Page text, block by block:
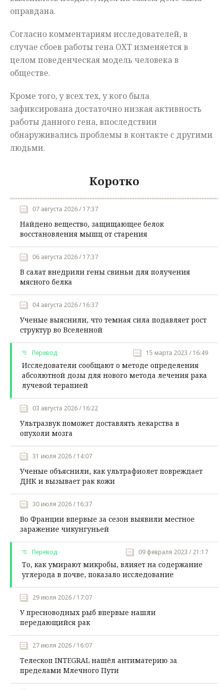
оправдана.
Согласно комментариям исследователей, в
случае сбоев работы гена ОХТ изменяется в
целом поведенческая модель человека в
обществе.
Кроме того, у всех тех, у кого была
зафиксирована достаточно низкая активность
работы данного гена, впоследствии
обнаруживались проблемы в контакте с другими
людьми.
Коротко
07 августа 2026 / 17:37
Найдено вещество, защищающее белок
восстановления мышц от старения
06 августа 2026 / 17:37
В салат внедрили гены свиньи для получения
мясного белка
04 августа 2026 / 16:37
Ученые выяснили, что темная сила подавляет рост
структур во Вселенной
Перевод 15 марта 2023 / 16:49
Исследователи сообщают о методе определения
абсолютной дозы для нового метода лечения рака
лучевой терапией
03 августа 2026 / 16:22
Ультразвук поможет доставлять лекарства в
опухоли мозга
31 июля 2026 / 14:07
Ученые объяснили, как ультрафиолет повреждает
ДНК и вызывает рак кожи
30 июля 2026 / 16:37
Во Франции впервые за сезон выявили местное
заражение чикунгуньей
Перевод 09 февраля 2023 / 21:17
То, как умирают микробы, влияет на содержание
углерода в почве, показало исследование
29 июля 2026 / 17:07
У пресноводных рыб впервые нашли
передающийся рак
27 июля 2026 / 16:07
Телескоп INTEGRAL нашёл антиматерию за
пределами Млечного Пути